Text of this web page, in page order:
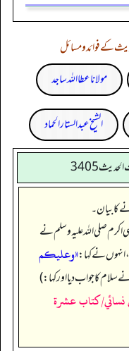
کے فوائد و مسائل
مولانا عطا اللہ ساجد
الشیخ عبدالستار الحماد
کا بیان۔
صلی اللہ علیہ وسلم نے
، انہوں نے کہا:«وعلیکم
سلام کا جواب دیا اور کہا:)
كتاب عشرة